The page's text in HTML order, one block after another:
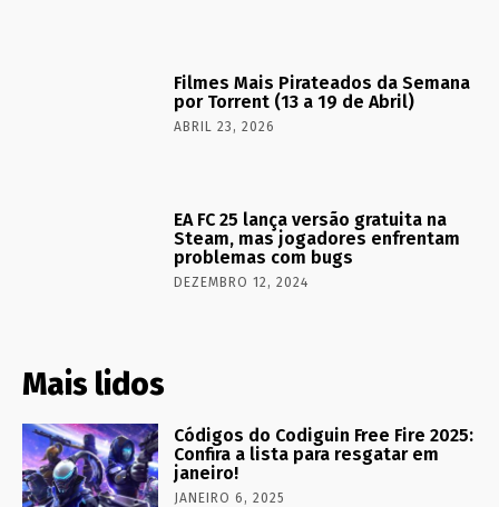
Filmes Mais Pirateados da Semana
por Torrent (13 a 19 de Abril)
ABRIL 23, 2026
EA FC 25 lança versão gratuita na
Steam, mas jogadores enfrentam
problemas com bugs
DEZEMBRO 12, 2024
Mais lidos
Códigos do Codiguin Free Fire 2025:
Confira a lista para resgatar em
janeiro!
JANEIRO 6, 2025